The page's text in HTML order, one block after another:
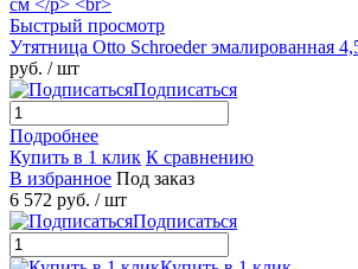
Быстрый просмотр
Утятница Otto Schroeder эмалированная
руб. / шт
Подписаться
Подробнее
Купить в 1 клик К сравнению
В избранное Под заказ
6 572 руб. / шт
Подписаться